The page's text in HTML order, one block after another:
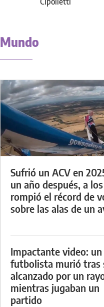
Mundo
Sufrió un ACV en
un año después, a los
rompió el récord de
sobre las alas de un
Impactante video: un
futbolista murió tras
alcanzado por un
mientras jugaban un
partido